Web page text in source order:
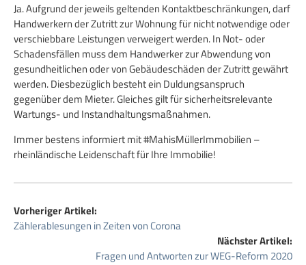
Ja. Aufgrund der jeweils geltenden Kontaktbeschränkungen, darf
Handwerkern der Zutritt zur Wohnung für nicht notwendige oder
verschiebbare Leistungen verweigert werden. In Not- oder
Schadensfällen muss dem Handwerker zur Abwendung von
gesundheitlichen oder von Gebäudeschäden der Zutritt gewährt
werden. Diesbezüglich besteht ein Duldungsanspruch
gegenüber dem Mieter. Gleiches gilt für sicherheitsrelevante
Wartungs- und Instandhaltungsmaßnahmen.
Immer bestens informiert mit #MahisMüllerImmobilien –
rheinländische Leidenschaft für Ihre Immobilie!
Vorheriger Artikel:
Zählerablesungen in Zeiten von Corona
Nächster Artikel:
Fragen und Antworten zur WEG-Reform 2020